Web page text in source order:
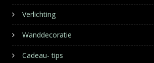
Verlichting
Wanddecoratie
Cadeau- tips